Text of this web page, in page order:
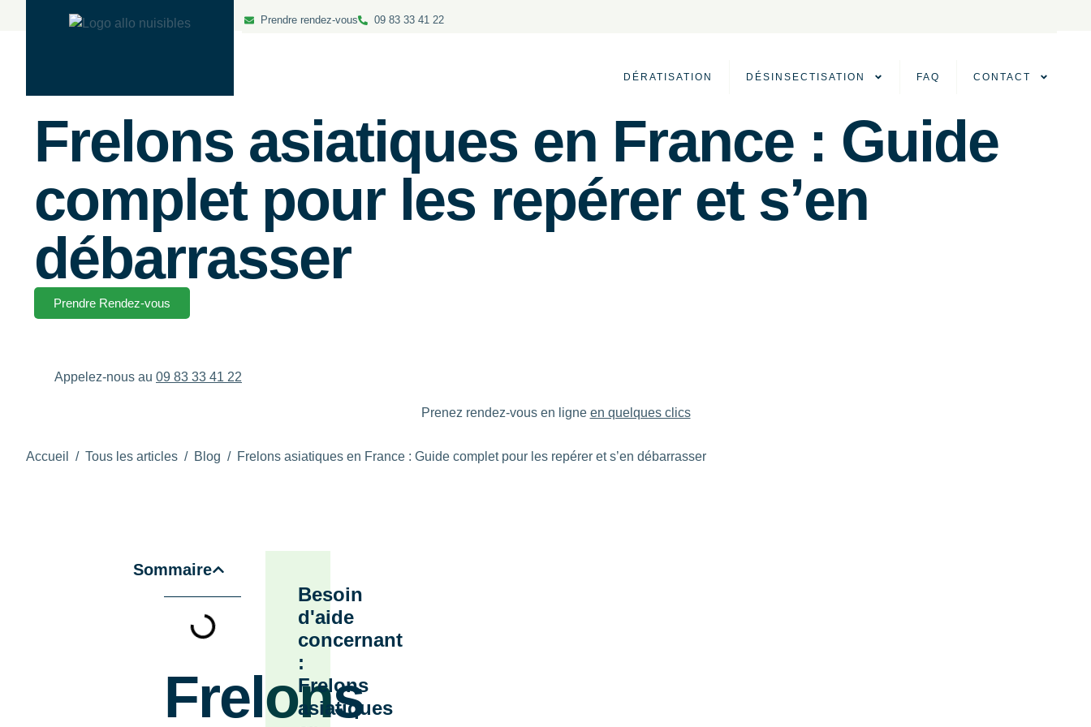
Prendre rendez-vous 09 83 33 41 22
DÉRATISATION DÉSINSECTISATION FAQ CONTACT
Frelons asiatiques en France : Guide
complet pour les repérer et s’en
débarrasser
Prendre Rendez-vous
Appelez-nous au 09 83 33 41 22
Prenez rendez-vous en ligne en quelques clics
Accueil / Tous les articles / Blog / Frelons asiatiques en France : Guide complet pour les repérer et s’en débarrasser
Sommaire
Frelons
Besoin
d'aide
concernant
:
Frelons
asiatiques